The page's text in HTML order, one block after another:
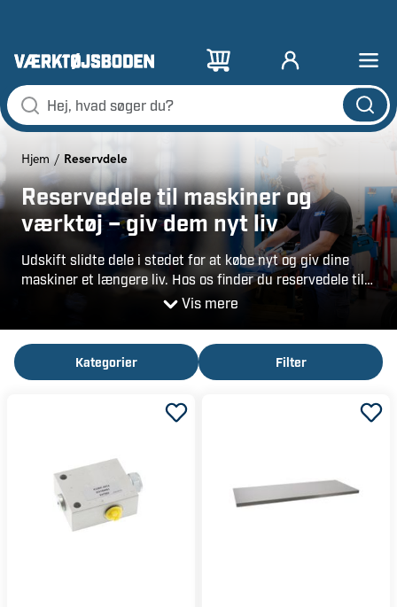
Hjem Reservdele
Reservedele til maskiner og
værktøj – giv dem nyt liv
Udskift slidte dele i stedet for at købe nyt og giv dine
maskiner et længere liv. Hos os finder du reservedele til
maskiner og værktøj fra vores eget mærke PELA – så du
et bæredygtigt valg.
Du kan nemt finde den rigtige reservedel ved at søge på
hurtigt og nemt online og brug dine PELA-maskiner i
Vis mere
Kategorier Filter